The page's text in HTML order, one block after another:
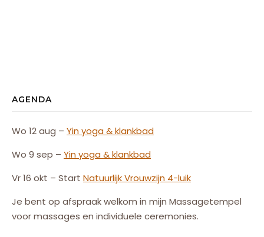
AGENDA
Wo 12 aug – Yin yoga & klankbad
Wo 9 sep – Yin yoga & klankbad
Vr 16 okt – Start NatuurlijkVrouwzijn 4-luik
Je bent op afspraak welkom in mijn Massagetempel
voor massages en individuele ceremonies.